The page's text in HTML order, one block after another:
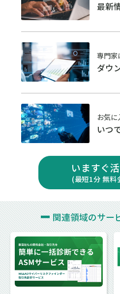
最新
専門家
ダウ
お気
いつ
いますぐ
(最短1分 無料
関連領域のサー